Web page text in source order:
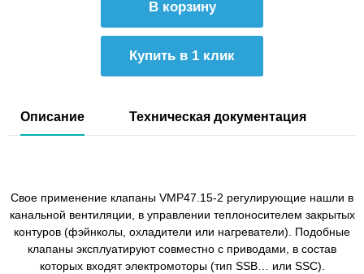
Купить в 1 клик
Описание Техническая документация
Свое применение клапаны VMP47.15-2 регулирующие нашли в
канальной вентиляции, в управлении теплоносителем закрытых
контуров (фэйнколы, охладители или нагреватели). Подобные
клапаны эксплуатируют совместно с приводами, в состав
которых входят электромоторы (тип SSB… или SSC).